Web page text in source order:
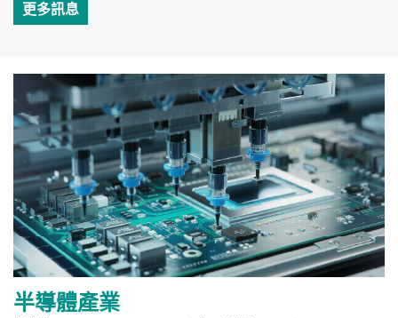
更多訊息
半導體產業